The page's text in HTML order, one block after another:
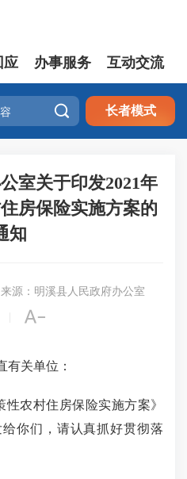
应 办事服务 互动交流
 长者模式
室关于印发2021年
房保险实施方案的
知
来源：明溪县人民政府办公室

有关单位：
性农村住房保险实施方案》
你们，请认真抓好贯彻落